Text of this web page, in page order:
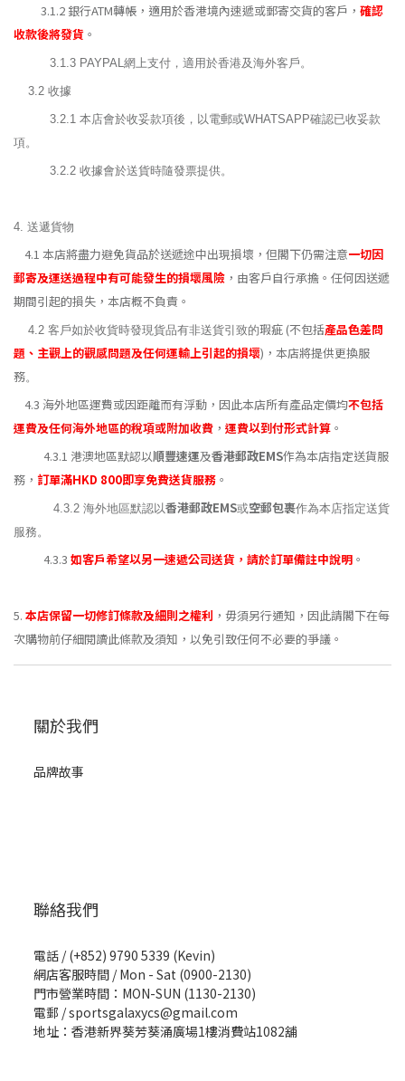
3.1.2 銀行ATM轉帳，適用於香港境內速遞或郵寄交貨的客戶， 確認
收款後將發貨 。
3.1.3 PAYPAL網上支付，適用於香港及海外客戶。
3.2 收據
3.2.1 本店會於收妥款項後，以電郵或WHATSAPP確認已收妥款
項。
3.2.2 收據會於送貨時隨發票提供。
4. 送遞貨物
4.1 本店將盡力避免貨品於送遞途中出現損壞，但閣下仍需注意一切因
郵寄及運送過程中有可能發生的損壞風險 ，由客戶自行承擔。任何因送遞
期間引起的損失，本店概不負責。
4.2 客戶如於收貨時發現貨品有非送貨引致的瑕疵 (不包括產品色差問
題、主觀上的觀感問題及任何運輸上引起的損壞)，本店將提供更換服
務。
4.3 海外地區運費或因距離而有浮動，因此本店所有產品定價均不包括
運費及任何海外地區的稅項或附加收費 ， 運費以到付形式計算 。
4.3.1 港澳地區默認以順豐速運及香港郵政EMS作為本店指定送貨服
務， 訂單滿HKD 800即享免費送貨服務 。
4.3.2 海外地區默認以香港郵政EMS或空郵包裹作為本店指定送貨
服務。
4.3.3 如客戶希望以另一速遞公司送貨，請於訂單備註中說明 。
5. 本店保留一切修訂條款及細則之權利 ，毋須另行通知，因此請閣下在每
次購物前仔細閱讀此條款及須知，以免引致任何不必要的爭議。
關於我們
品牌故事
聯絡我們
電話 / (+852) 9790 5339 (Kevin)
網店客服時間 / Mon - Sat (0900-2130)
門市營業時間：MON-SUN (1130-2130)
電郵 / sportsgalaxycs@gmail.com
地址：香港新界葵芳葵涌廣場1樓消費站1082舖